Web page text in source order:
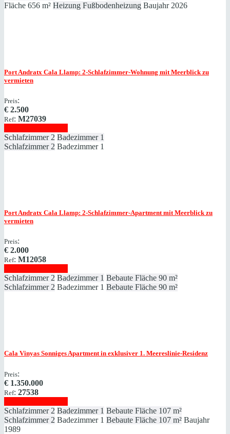
Fläche 656 m² Heizung Fußbodenheizung Baujahr 2026
Port Andratx Cala Llamp: 2-Schlafzimmer-Wohnung mit Meerblick zu
vermieten
Preis:
€ 2.500
Ref: M27039
Schlafzimmer 2 Badezimmer 1
Schlafzimmer 2 Badezimmer 1
Port Andratx Cala Llamp: 2-Schlafzimmer-Apartment mit Meerblick zu
vermieten
Preis:
€ 2.000
Ref: M12058
Schlafzimmer 2 Badezimmer 1 Bebaute Fläche 90 m²
Schlafzimmer 2 Badezimmer 1 Bebaute Fläche 90 m²
Cala Vinyas Sonniges Apartment in exklusiver 1. Meereslinie-Residenz
Preis:
€ 1.350.000
Ref: 27538
Schlafzimmer 2 Badezimmer 1 Bebaute Fläche 107 m²
Schlafzimmer 2 Badezimmer 1 Bebaute Fläche 107 m² Baujahr
1989